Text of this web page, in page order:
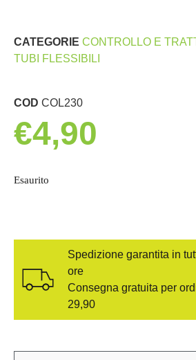
CATEGORIE CONTROLLO E
TUBI FLESSIBILI
COD COL230
€4,90
Esaurito
Spedizione garantita in
ore
Consegna gratuita per
29,90